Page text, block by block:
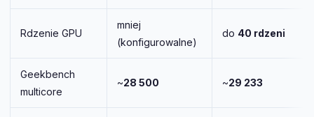
Rdzenie GPU
mniej
(konfigurowalne)
do 40 rdzeni
Geekbench
multicore
~28 500 ~29 233